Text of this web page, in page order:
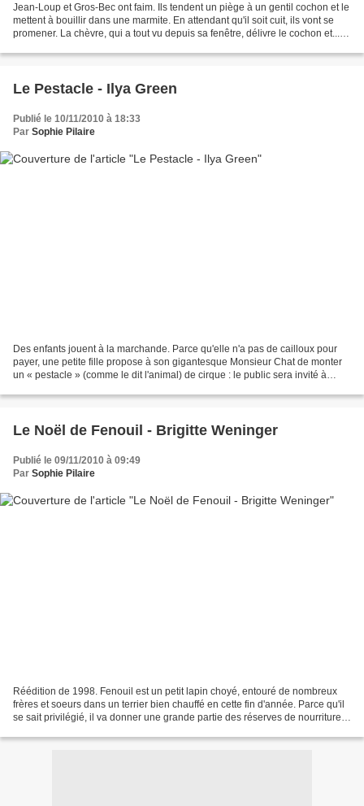
Jean-Loup et Gros-Bec ont faim. Ils tendent un piège à un gentil cochon et le
mettent à bouillir dans une marmite. En attendant qu'il soit cuit, ils vont se
promener. La chèvre, qui a tout vu depuis sa fenêtre, délivre le cochon et...
Le Pestacle - Ilya Green
Publié le 10/11/2010 à 18:33
Par Sophie Pilaire
Des enfants jouent à la marchande. Parce qu'elle n'a pas de cailloux pour
payer, une petite fille propose à son gigantesque Monsieur Chat de monter
un « pestacle » (comme le dit l'animal) de cirque : le public sera invité à
Le Noël de Fenouil - Brigitte Weninger
Publié le 09/11/2010 à 09:49
Par Sophie Pilaire
Réédition de 1998. Fenouil est un petit lapin choyé, entouré de nombreux
frères et soeurs dans un terrier bien chauffé en cette fin d'année. Parce qu'il
se sait privilégié, il va donner une grande partie des réserves de nourriture